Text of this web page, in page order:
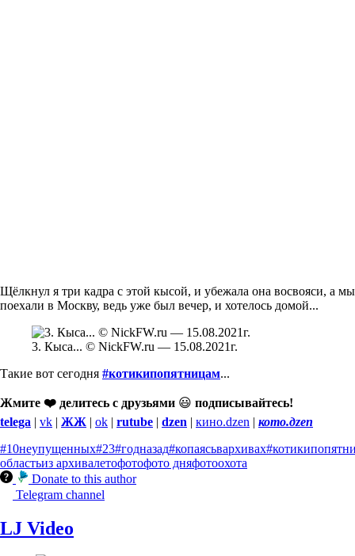
Щёлкнул я три кадра с этой кысой, и убежала она восвояси, а мы
поехали в Москву, ведь уже был вечер, и хотелось домой...
3. Кыса... © NickFW.ru — 15.08.2021г.
Такие вот сегодня #котикипопятницам...
Жмите ❤️ делитесь с друзьями 😃 подписывайтесь!
telega | vk | ЖЖ | ok | rutube | dzen | кино.dzen | кото.дzen
#10неупущенных#23#годназад#копаясьвархивах
областьиз архивалетофотофото дняфотоохота
Donate to this author
Telegram channel
LJ Video